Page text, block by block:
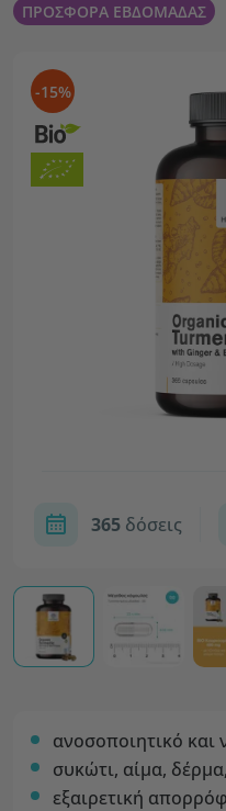
ΠΡΟΣΦΟΡΑ ΕΒΔΟΜΑΔΑΣ
-15%
365 δόσεις
ανοσοποιητικό και
συκώτι, αίμα,
εξαιρετική